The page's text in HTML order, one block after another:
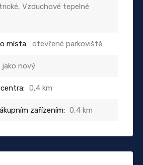
Vzduchové tepelné
místa: otevřené parkoviště
jako nový
0,4 km
zařízením: 0,4 km